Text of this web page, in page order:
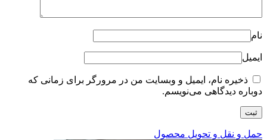
نام
ایمیل
ذخیره نام، ایمیل و وبسایت من در مرورگر برای زمانی که
دوباره دیدگاهی می‌نویسم.
حمل و نقل و تحویل محصول